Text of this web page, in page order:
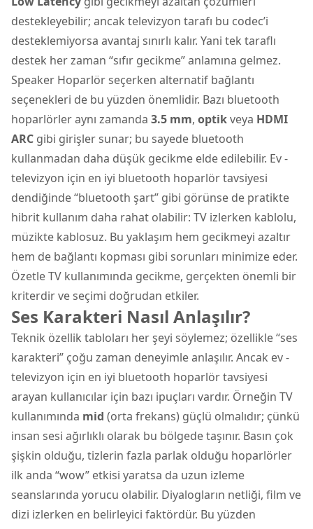
destekleyebilir; ancak televizyon tarafı bu codec’i
desteklemiyorsa avantaj sınırlı kalır. Yani tek taraflı
destek her zaman “sıfır gecikme” anlamına gelmez.
Speaker Hoparlör seçerken alternatif bağlantı
seçenekleri de bu yüzden önemlidir. Bazı bluetooth
hoparlörler aynı zamanda 3.5 mm, optikveya HDMI
ARC gibi girişler sunar; bu sayede bluetooth
kullanmadan daha düşük gecikme elde edilebilir. Ev -
televizyon için en iyi bluetooth hoparlör tavsiyesi
dendiğinde “bluetooth şart” gibi görünse de pratikte
hibrit kullanım daha rahat olabilir: TV izlerken kablolu,
müzikte kablosuz. Bu yaklaşım hem gecikmeyi azaltır
hem de bağlantı kopması gibi sorunları minimize eder.
Özetle TV kullanımında gecikme, gerçekten önemli bir
kriterdir ve seçimi doğrudan etkiler.
Ses Karakteri Nasıl Anlaşılır?
Teknik özellik tabloları her şeyi söylemez; özellikle “ses
karakteri” çoğu zaman deneyimle anlaşılır. Ancak ev -
televizyon için en iyi bluetooth hoparlör tavsiyesi
arayan kullanıcılar için bazı ipuçları vardır. Örneğin TV
kullanımında mid (orta frekans) güçlü olmalıdır; çünkü
insan sesi ağırlıklı olarak bu bölgede taşınır. Basın çok
şişkin olduğu, tizlerin fazla parlak olduğu hoparlörler
ilk anda “wow” etkisi yaratsa da uzun izleme
seanslarında yorucu olabilir. Diyalogların netliği, film ve
dizi izlerken en belirleyici faktördür. Bu yüzden